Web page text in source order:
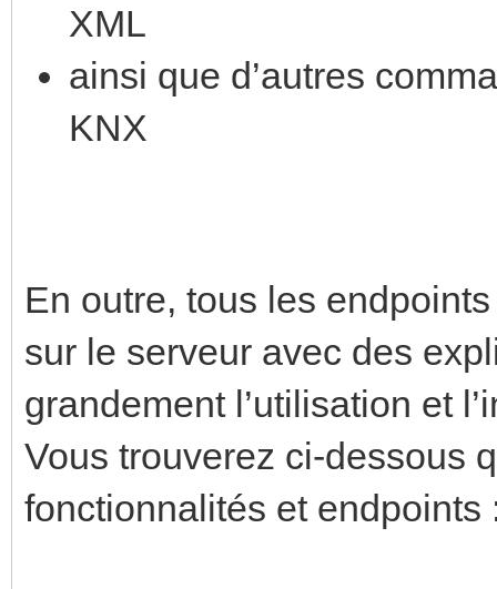
XML
ainsi que d’autres
KNX
En outre, tous les
sur le serveur avec des
grandement l’utilisation et
Vous trouverez ci-dessous
fonctionnalités et endpoints